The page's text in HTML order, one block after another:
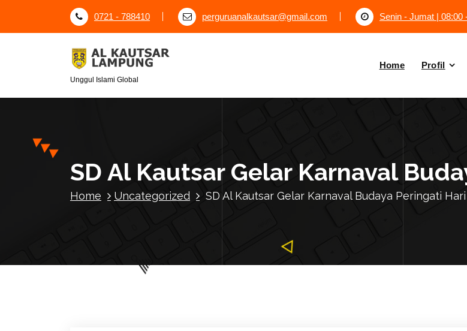
i
0721 - 788410 perguruanalkautsar@gmail.com Senin - Jumat | 08:00
Unggul Islami Global
Home Profil
SD Al Kautsar Gelar Karnaval
Home Uncategorized SD Al Kautsar Gelar Karnaval Budaya Peringati